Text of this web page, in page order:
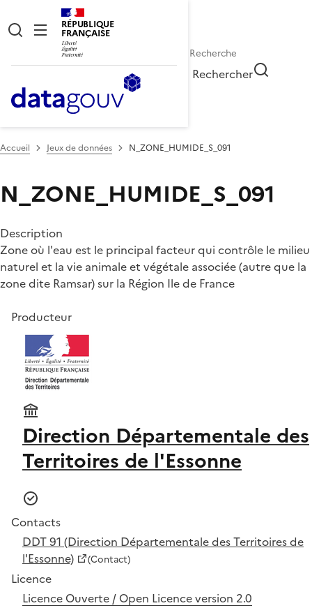
RÉPUBLIQUE
FRANÇAISE
Rechercher
Accueil Jeux de données N_ZONE_HUMIDE_S_091
N_ZONE_HUMIDE_S_091
Description
Zone où l'eau est le principal facteur qui contrôle le milieu
naturel et la vie animale et végétale associée (autre que la
zone dite Ramsar) sur la Région Ile de France
Producteur
Direction Départementale des
Territoires de l'Essonne
Contacts
DDT 91 (Direction Départementale des Territoires de
l'Essonne)
(Contact)
Licence
Licence Ouverte / Open Licence version 2.0